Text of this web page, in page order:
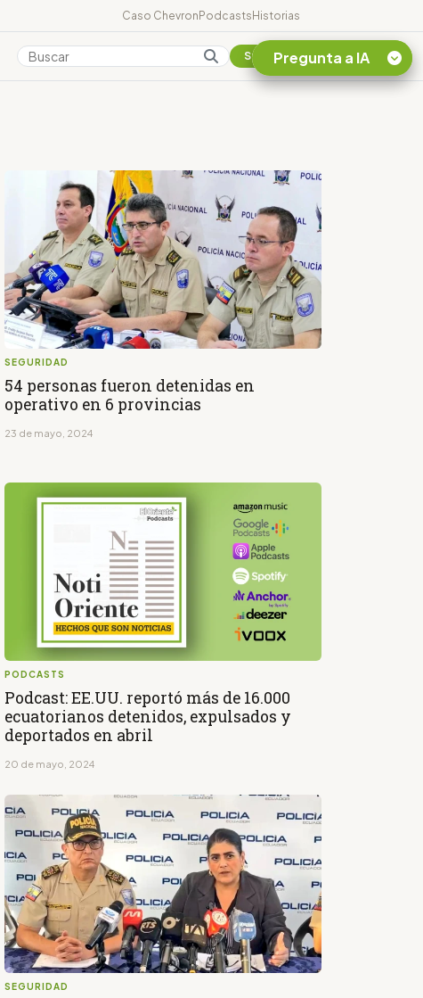
Caso ChevronPodcastsHistorias
Colombia Suscribirse
SEGURIDAD
54 personas fueron detenidas en
operativo en 6 provincias
23 de mayo, 2024
PODCASTS
Podcast: EE.UU. reportó más de 16.000
ecuatorianos detenidos, expulsados y
deportados en abril
20 de mayo, 2024
SEGURIDAD
Pregunta a IA
turísticos de la
Amazonia Ecuatoriana
¿En que consiste la
tasa minera que rige en
Ecuador?